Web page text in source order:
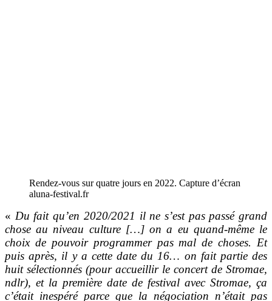
Rendez-vous sur quatre jours en 2022. Capture d’écran
aluna-festival.fr
« Du fait qu’en 2020/2021 il ne s’est pas passé grand
chose au niveau culture […] on a eu quand-même le
choix de pouvoir programmer pas mal de choses. Et
puis après, il y a cette date du 16… on fait partie des
huit sélectionnés (pour accueillir le concert de Stromae,
ndlr), et la première date de festival avec Stromae, ça
c’était inespéré parce que la négociation n’était pas